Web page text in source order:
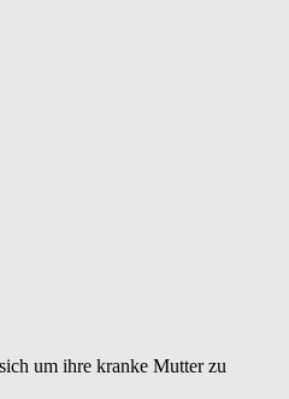
um ihre kranke Mutter zu